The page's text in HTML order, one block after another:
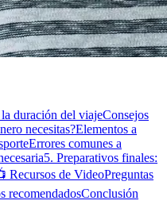
duración del viajeConsejos
necesitas?Elementos a
Errores comunes a
5. Preparativos finales:
Recursos de VideoPreguntas
recomendadosConclusión